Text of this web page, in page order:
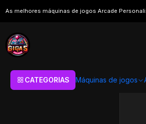
CATEGORIAS Máquinas de jogos
As melhores máquinas de jogos Arcade
Início Máquinas de jogos Máquinas Arcade
Desporto